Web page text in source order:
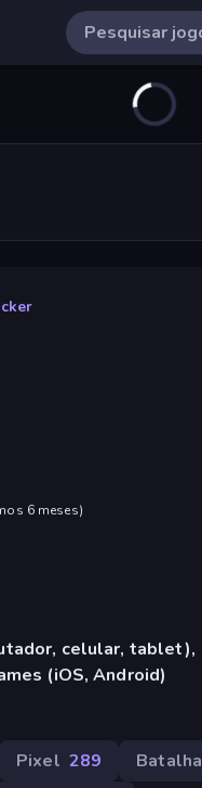
6 meses)
celular, tablet),
(iOS, Android)
Pixel 289 Batalha